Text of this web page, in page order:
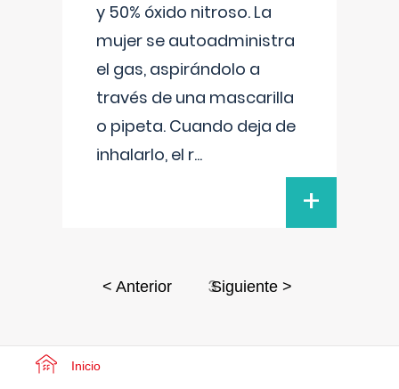
y 50% óxido nitroso. La
mujer se autoadministra
el gas, aspirándolo a
través de una mascarilla
o pipeta. Cuando deja de
inhalarlo, el r...
+
< Anterior 3Siguiente >
Inicio